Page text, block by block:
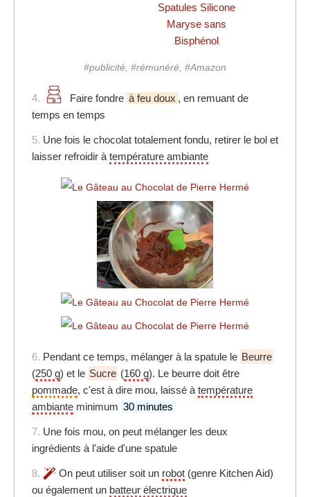
Spatules Silicone
Maryse sans
Bisphénol
#publicité, #rémunéré, #Amazon
4. Faire fondre à feu doux , en remuant de
temps en temps
5. Une fois le chocolat totalement fondu, retirer le bol et
laisser refroidir à température ambiante
6. Pendant ce temps, mélanger à la spatule le Beurre
(250 g) et le Sucre (160 g). Le beurre doit être
pommade, c'est à dire mou, laissé à température
ambiante minimum 30 minutes
7. Une fois mou, on peut mélanger les deux
ingrédients à l'aide d'une spatule
8. On peut utiliser soit un robot (genre Kitchen Aid)
ou également un batteur électrique